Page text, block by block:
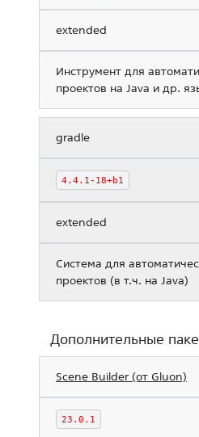
extended
Инструмент для
проектов на Java и др.
gradle
4.4.1-18+b1
extended
Система для
проектов (в т.ч. на Java)
Дополнительные
Scene Builder (от Gluon)
23.0.1